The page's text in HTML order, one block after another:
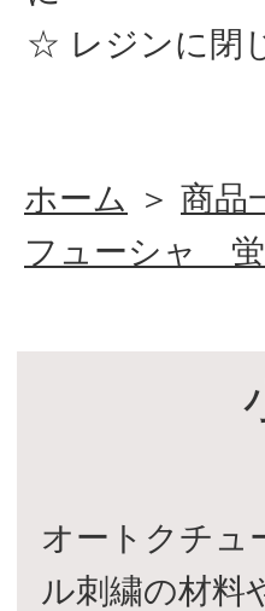
レジンに閉
ホーム ＞ 商品
フューシャ
オートクチュ
ル刺繍の材料